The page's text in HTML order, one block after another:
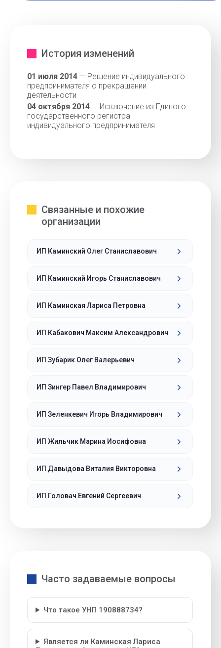
История изменений
01 июля 2014 — Решение индивидуального
предпринимателя о прекращении
деятельности
04 октября 2014 — Исключение из Единого
государственного регистра
индивидуального предпринимателя
Связанные и похожие
организации
ИП Каминский Олег Станиславович
ИП Каминский Игорь Станиславович
ИП Каминская Лариса Петровна
ИП Кабакович Максим Александрович
ИП Зубарик Олег Валерьевич
ИП Зингер Павел Владимирович
ИП Зеленкевич Игорь Владимирович
ИП Жильчик Марина Иосифовна
ИП Давыдова Виталия Викторовна
ИП Головач Евгений Сергеевич
Часто задаваемые вопросы
Что такое УНП 190888734?
Является ли Каминская Лариса